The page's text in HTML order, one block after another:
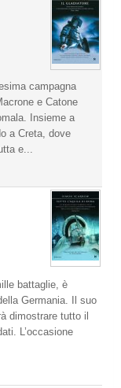
campagna
e Catone
Insieme a
a Creta, dove
e...
battaglie, è
Germania. Il suo
dimostrare tutto il
L’occasione